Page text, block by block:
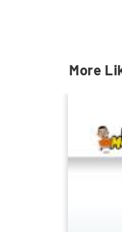
1. kertas
3.
4. Tidak
More